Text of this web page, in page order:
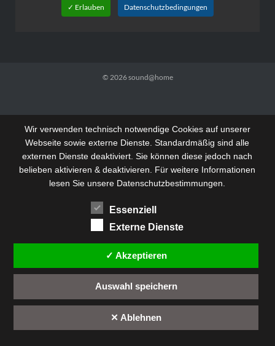
✓ Erlauben Datenschutzbedingungen
© 2026sound@home
Wir verwenden technisch notwendige Cookies auf unserer
Webseite sowie externe Dienste. Standardmäßig sind alle
externen Dienste deaktiviert. Sie können diese jedoch nach
belieben aktivieren & deaktivieren. Für weitere Informationen
lesen Sie unsere Datenschutzbestimmungen.
Essenziell
Externe Dienste
✓ Akzeptieren
Auswahl speichern
✕ Ablehnen